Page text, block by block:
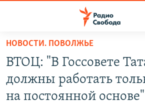
упрощенного
доступа
основному
ПРОГРАММЫ
ПОДКАСТЫ
АВТОРСКИЕ ПРОЕКТЫ
НОВОСТИ. ПОВОЛЖЬЕ
ВТОЦ: "В Госсовете
должны работать
на постоянной основе"